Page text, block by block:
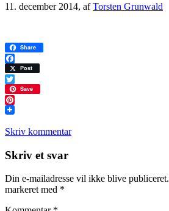
11. december 2014, afTorsten Grunwald
Share
Facebook
Post
Twitter
Save
Pinterest
Skriv kommentar
Læserinteraktioner
Skriv et svar
Din e-mailadresse vil ikke blive publiceret.
markeret med *